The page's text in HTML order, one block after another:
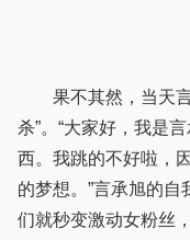
果不其然，当天言
杀”。“大家好，我是
西。我跳的不好啦，
的梦想。”言承旭的
们就秒变激动女粉丝